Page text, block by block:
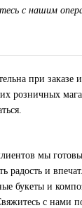
с нашим
при заказе
розничных
мы
радость и
букеты и
с нами